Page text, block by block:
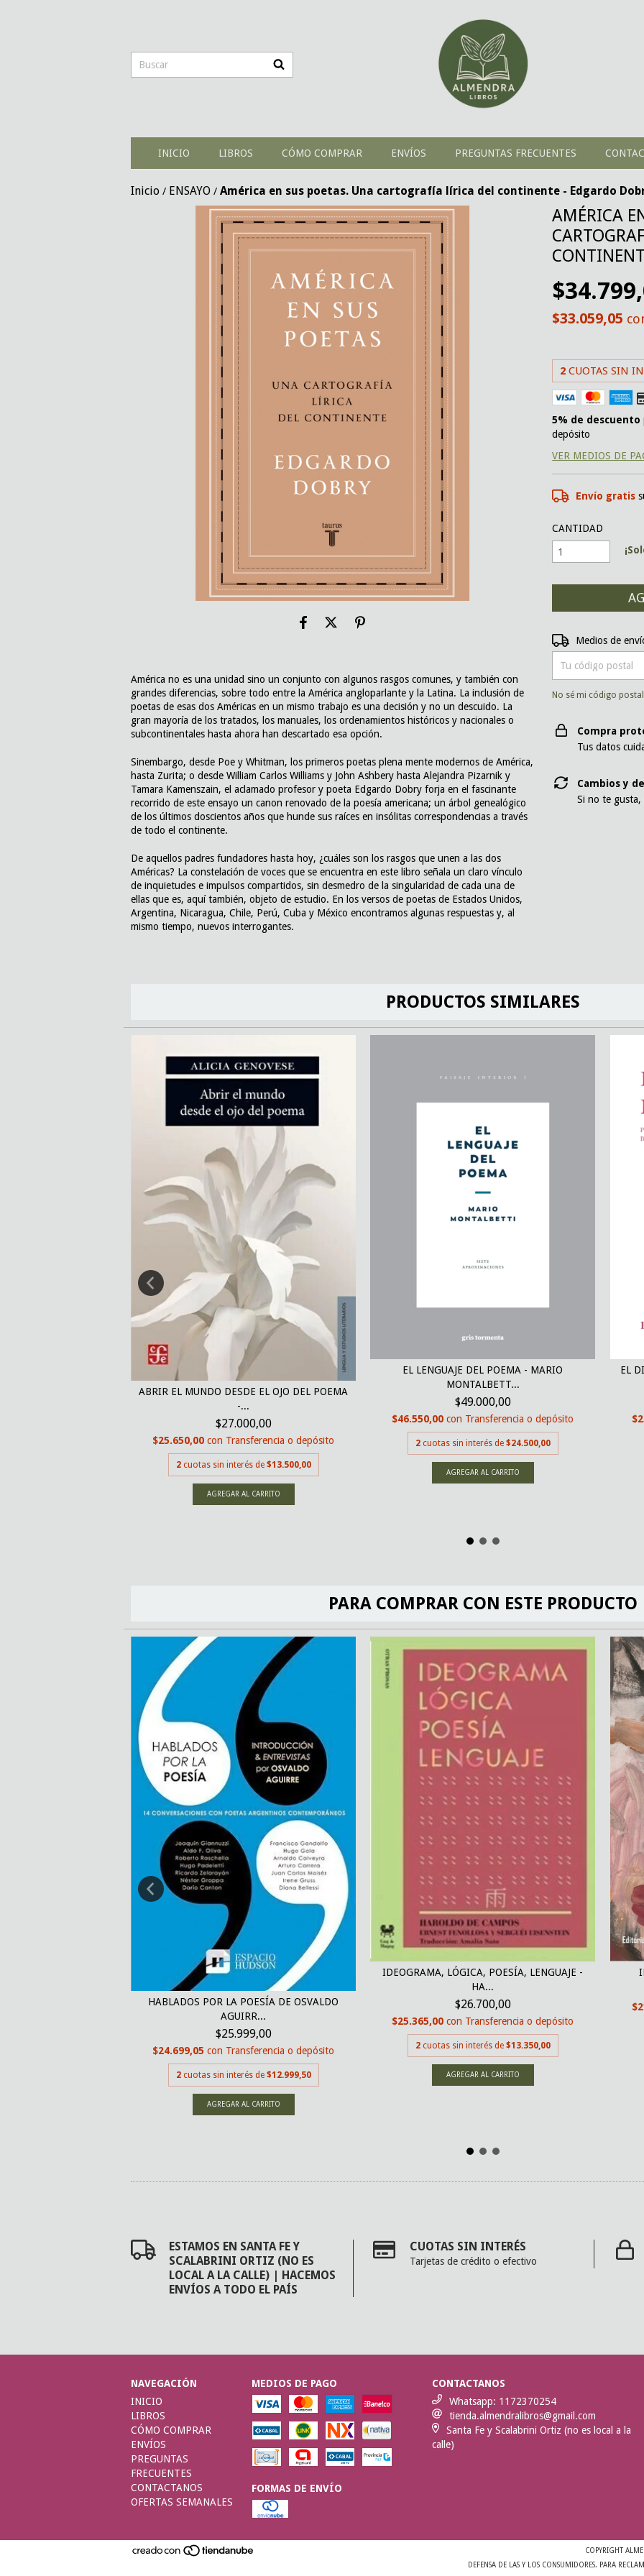
INICIO LIBROS CÓMO COMPRAR ENVÍOS PREGUNTAS FRECUENTES
Inicio / ENSAYO / América en sus poetas. Una cartografía lírica del continente - Edgardo
América no es una unidad sino un conjunto con algunos rasgos comunes, y también con
grandes diferencias, sobre todo entre la América angloparlante y la Latina. La inclusión de
poetas de esas dos Américas en un mismo trabajo es una decisión y no un descuido. La
gran mayoría de los tratados, los manuales, los ordenamientos históricos y nacionales o
subcontinentales hasta ahora han descartado esa opción.
Sinembargo, desde Poe y Whitman, los primeros poetas plena mente modernos de América,
hasta Zurita; o desde William Carlos Williams y John Ashbery hasta Alejandra Pizarnik y
Tamara Kamenszain, el aclamado profesor y poeta Edgardo Dobry forja en el fascinante
recorrido de este ensayo un canon renovado de la poesía americana; un árbol genealógico
de los últimos doscientos años que hunde sus raíces en insólitas correspondencias a través
de todo el continente.
De aquellos padres fundadores hasta hoy, ¿cuáles son los rasgos que unen a las dos
Américas? La constelación de voces que se encuentra en este libro señala un claro vínculo
de inquietudes e impulsos compartidos, sin desmedro de la singularidad de cada una de
ellas que es, aquí también, objeto de estudio. En los versos de poetas de Estados Unidos,
Argentina, Nicaragua, Chile, Perú, Cuba y México encontramos algunas respuestas y, al
mismo tiempo, nuevos interrogantes.
AMÉRICA
$33.059,05
2 CUOTAS SIN
5% de descuento
depósito
VER MEDIOS DE
Envío gratis
CANTIDAD
Entregas para el CP:
Medios de
No sé mi código postal
Compra
Tus datos
Cambios y
Si no te
PRODUCTOS SIMILARES
ABRIR EL MUNDO DESDE EL OJO DEL POEMA
-...
$27.000,00
$25.650,00con Transferencia o depósito
2 cuotas sin interés de $13.500,00
EL LENGUAJE DEL POEMA - MARIO
MONTALBETT...
$49.000,00
$46.550,00con Transferencia o depósito
2 cuotas sin interés de $24.500,00
EL
PARA COMPRAR CON ESTE PRODUCTO
HABLADOS POR LA POESÍA DE OSVALDO
AGUIRR...
$25.999,00
$24.699,05con Transferencia o depósito
2 cuotas sin interés de $12.999,50
IDEOGRAMA, LÓGICA, POESÍA, LENGUAJE -
HA...
$26.700,00
$25.365,00con Transferencia o depósito
2 cuotas sin interés de $13.350,00
ESTAMOS EN SANTA FE Y
SCALABRINI ORTIZ (NO ES
LOCAL A LA CALLE) | HACEMOS
ENVÍOS A TODO EL PAÍS
CUOTAS SIN INTERÉS
Tarjetas de crédito o efectivo
NAVEGACIÓN
INICIO
LIBROS
CÓMO COMPRAR
ENVÍOS
PREGUNTAS
FRECUENTES
CONTACTANOS
OFERTAS SEMANALES
MEDIOS DE PAGO
FORMAS DE ENVÍO
CONTACTANOS
Whatsapp: 1172370254
tienda.almendralibros@gmail.com
Santa Fe y Scalabrini Ortiz (no es local a la
calle)
COPYRIGHT
DEFENSA DE LAS Y LOS CONSUMIDORES. PARA